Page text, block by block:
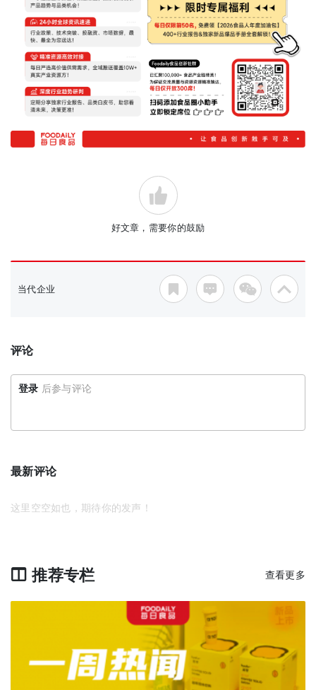
好文章，需要你的鼓励
当代企业
评论
登录 后参与评论
最新评论
这里空空如也，期待你的发声！
推荐专栏 查看更多